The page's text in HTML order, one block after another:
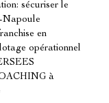
sécuriser le
Napoule
en
opérationnel
à